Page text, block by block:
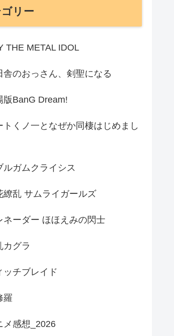
リー
THE METAL IDOL
舎のおっさん、剣聖になる
版BanG Dream!
トくノ一となぜか同棲はじめまし
ルガムクライシス
繚乱 サムライガールズ
ネーダー ほほえみの閃士
カグラ
ッチブレイド
羅
メ感想_2026